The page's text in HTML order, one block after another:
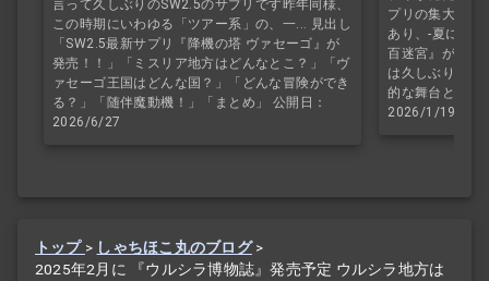
言って久しぶりのSW2.5のサプリです昨年同様、
この時期にいわゆる「ツアー系」の、一... 見出し
「SW2.5最新サプリ『降機の塔 ヴァセーゴ』が
発売！！」「ミスリア地方はどんなとこ？」「ヴ
ァセーゴ王国はどんな国？」「どんな冒険ができ
る？」「随伴魔動機！」「まとめ」 公開日：
2026/6/27
プリの集大成と
あり、-夏に発
百迷宮』が発売
は久しぶりのバ
的な舞台と設定
2026/1/19
トップ > しゃちほこ丸のブログ>
2025年2月に 『ウルシラ博物誌』発売予定 ウルシラ地方は